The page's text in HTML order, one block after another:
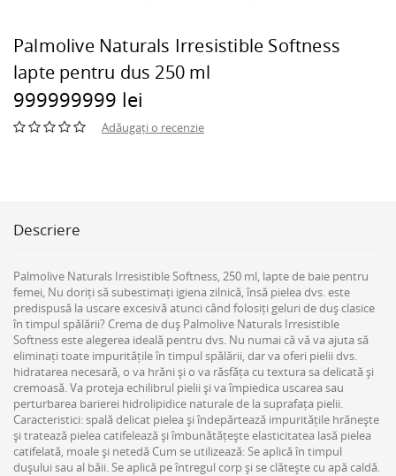
Palmolive Naturals Irresistible Softness
lapte pentru dus 250 ml
999999999 lei
Adăugați o recenzie
Descriere
Palmolive Naturals Irresistible Softness, 250 ml, lapte de baie pentru
femei, Nu doriți să subestimați igiena zilnică, însă pielea dvs. este
predispusă la uscare excesivă atunci când folosiți geluri de duș clasice
în timpul spălării? Crema de duș Palmolive Naturals Irresistible
Softness este alegerea ideală pentru dvs. Nu numai că vă va ajuta să
eliminați toate impuritățile în timpul spălării, dar va oferi pielii dvs.
hidratarea necesară, o va hrăni și o va răsfăța cu textura sa delicată și
cremoasă. Va proteja echilibrul pielii și va împiedica uscarea sau
perturbarea barierei hidrolipidice naturale de la suprafața pielii.
Caracteristici: spală delicat pielea și îndepărtează impuritățile hrănește
și tratează pielea catifelează și îmbunătățește elasticitatea lasă pielea
catifelată, moale și netedă Cum se utilizează: Se aplică în timpul
dușului sau al băii. Se aplică pe întregul corp și se clătește cu apă caldă.